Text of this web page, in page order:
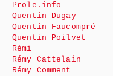
Prole.info
Quentin Dugay
Quentin Faucompré
Quentin Poilvet
Rémi
Rémy Cattelain
Rémy Comment